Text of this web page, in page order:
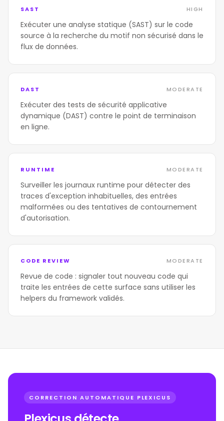
SAST HIGH
Exécuter une analyse statique (SAST) sur le code
source à la recherche du motif non sécurisé dans le
flux de données.
DAST MODERATE
Exécuter des tests de sécurité applicative
dynamique (DAST) contre le point de terminaison
en ligne.
RUNTIME MODERATE
Surveiller les journaux runtime pour détecter des
traces d'exception inhabituelles, des entrées
malformées ou des tentatives de contournement
d'autorisation.
CODE REVIEW MODERATE
Revue de code : signaler tout nouveau code qui
traite les entrées de cette surface sans utiliser les
helpers du framework validés.
CORRECTION AUTOMATIQUE PLEXICUS